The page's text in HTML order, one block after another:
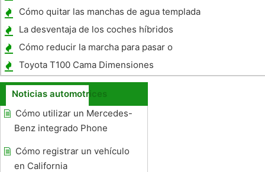
voltios
Cómo quitar las manchas de agua templada
Espejos De Auto & Glass
La desventaja de los coches híbridos
Cómo reducir la marcha para pasar o
retrasar
Toyota T100 Cama Dimensiones
Noticias automotrices
Cómo utilizar un Mercedes-
Benz integrado Phone
Cómo registrar un vehículo
en California